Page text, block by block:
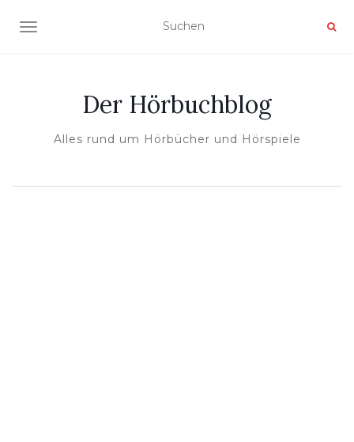
NAVIGATION UMSCHALTEN
Der Hörbuchblog
Alles rund um Hörbücher und Hörspiele